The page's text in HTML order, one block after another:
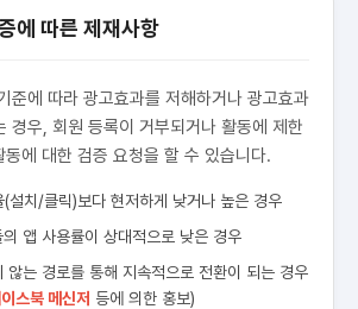
에 따른 제재사항
준에 따라 광고효과를 저해하거나 광고효과
경우, 회원 등록이 거부되거나 활동에 제한
에 대한 검증 요청을 할 수 있습니다.
설치/클릭)보다 현저하게 낮거나 높은 경우
앱 사용률이 상대적으로 낮은 경우
않는 경로를 통해 지속적으로 전환이 되는 경우
스북 메신저 등에 의한 홍보)